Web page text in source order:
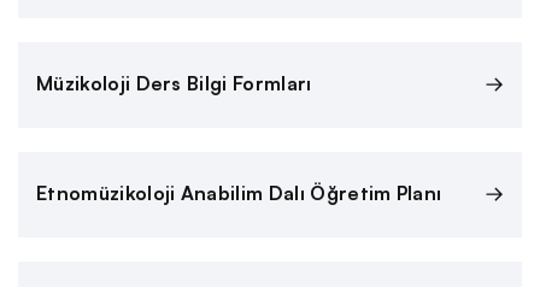
Müzikoloji Ders Bilgi Formları
Etnomüzikoloji Anabilim Dalı Öğretim Planı